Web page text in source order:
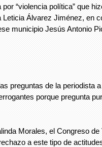
“violencia política” que
Leticia Álvarez Jiménez, en
municipio Jesús Antonio
preguntas de la periodista
porque pregunta
Morales, el Congreso
a este tipo de